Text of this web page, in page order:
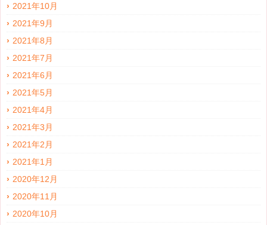
2021年10月
2021年9月
2021年8月
2021年7月
2021年6月
2021年5月
2021年4月
2021年3月
2021年2月
2021年1月
2020年12月
2020年11月
2020年10月